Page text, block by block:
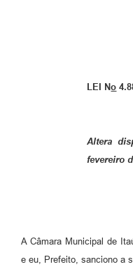
LEI No
Altera
fevereiro
A Câmara Municipal de
e eu, Prefeito, sanciono a